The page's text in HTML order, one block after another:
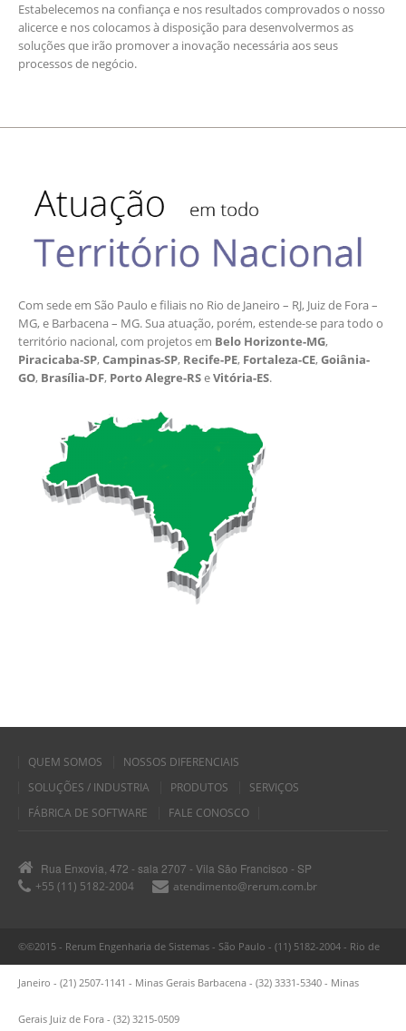
Estabelecemos na confiança e nos resultados comprovados o nosso
alicerce e nos colocamos à disposição para desenvolvermos as
soluções que irão promover a inovação necessária aos seus
processos de negócio.
Com sede em São Paulo e filiais no Rio de Janeiro – RJ, Juiz de Fora –
MG, e Barbacena – MG. Sua atuação, porém, estende-se para todo o
território nacional, com projetos em Belo Horizonte-MG,
Piracicaba-SP,Campinas-SP, Recife-PE, Fortaleza-CE,Goiânia-
GO, Brasília-DF, Porto Alegre-RSeVitória-ES.
QUEM SOMOS
NOSSOS DIFERENCIAIS
SOLUÇÕES / INDUSTRIA
PRODUTOS
SERVIÇOS
FÁBRICA DE SOFTWARE
FALE CONOSCO
Rua Enxovia, 472 - sala 2707 - Vila São Francisco - SP
+55 (11) 5182-2004
atendimento@rerum.com.br
©©2015 - Rerum Engenharia de Sistemas - São Paulo - (11) 5182-2004 - Rio de
Janeiro - (21) 2507-1141 - Minas Gerais Barbacena - (32) 3331-5340 - Minas
Gerais Juiz de Fora - (32) 3215-0509